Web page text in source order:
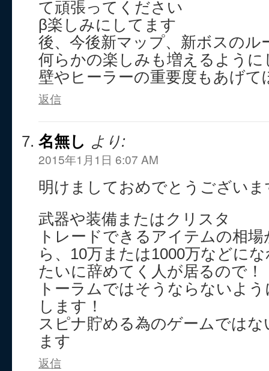
て頑張ってください
β楽しみにしてます
後、今後新マップ、新ボスのル
何らかの楽しみも増えるよう
壁やヒーラーの重要度もあげて
返信
名無し より:
2015年1月1日 6:07 AM
明けましておめでとうございま
武器や装備またはクリスタ
トレードできるアイテムの相
ら、10万または1000万などに
たいに辞めてく人が居るので！
トーラムではそうならないよ
します！
スピナ貯める為のゲームでは
ます
返信